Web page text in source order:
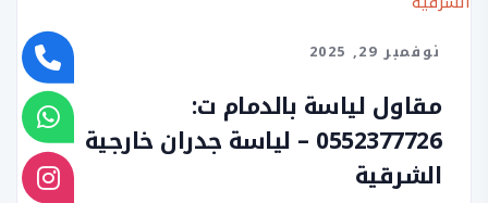
نوفمبر 29, 2025
مقاول لياسة بالدمام ت:
0552377726 – لياسة جدران خارجية
الشرقية